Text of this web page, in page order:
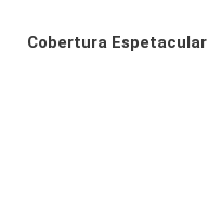
Cobertura Espetacular